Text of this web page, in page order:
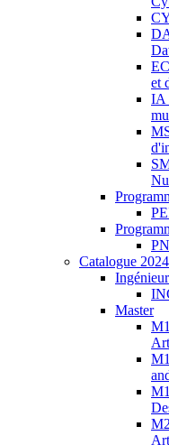
et
IA
Catalogue
Ingénieur
Master